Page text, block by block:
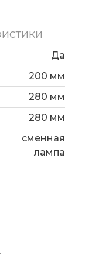
Да
200 мм
280 мм
280 мм
сменная
лампа